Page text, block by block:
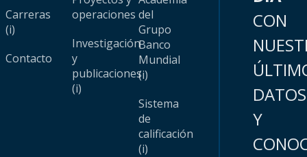
Carreras
(i)
Contacto
operaciones
Investigación
y
publicaciones
(i)
del
Grupo
Banco
Mundial
(i)
Sistema
de
calificación
(i)
CON
DATOS
Y